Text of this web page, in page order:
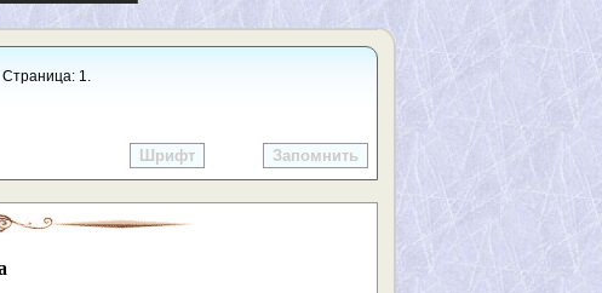
1.
Шрифт Запомнить